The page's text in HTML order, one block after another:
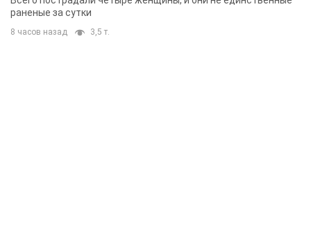
раненые за сутки
8 часов назад 3,5 т.